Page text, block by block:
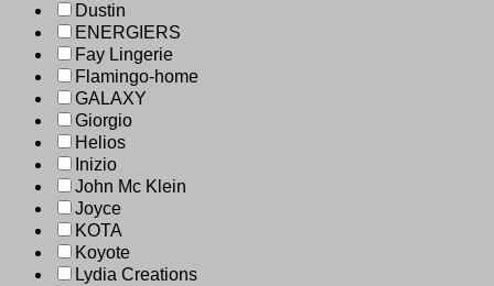
Dustin
ENERGIERS
Fay Lingerie
Flamingo-home
GALAXY
Giorgio
Helios
Inizio
John Mc Klein
Joyce
KOTA
Koyote
Lydia Creations